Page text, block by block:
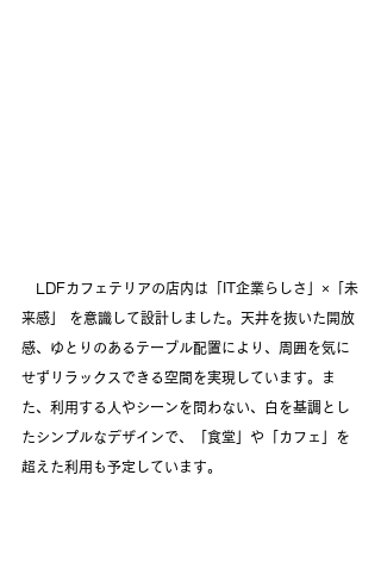
LDFカフェテリアの店内は「IT企業らしさ」×「未
来感」 を意識して設計しました。天井を抜いた開放
感、ゆとりのあるテーブル配置により、周囲を気に
せずリラックスできる空間を実現しています。ま
た、利用する人やシーンを問わない、白を基調とし
たシンプルなデザインで、「食堂」や「カフェ」を
超えた利用も予定しています。